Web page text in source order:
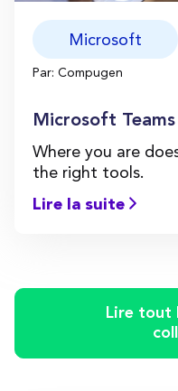
Microsoft
Par: Compugen
Microsoft
Where you are
the right tools.
Lire la suite
Lire tout